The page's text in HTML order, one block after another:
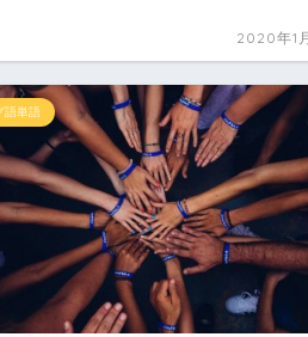
2020年1
語単語